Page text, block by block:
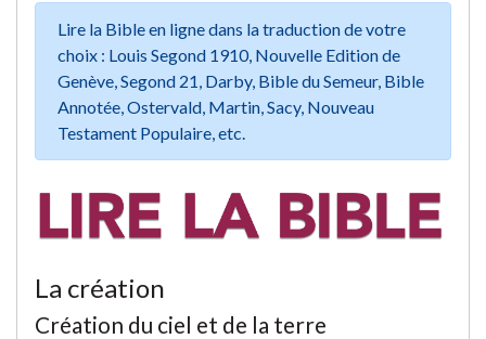
Lire la Bible en ligne dans la traduction de votre
choix : Louis Segond 1910, Nouvelle Edition de
Genève, Segond 21, Darby, Bible du Semeur, Bible
Annotée, Ostervald, Martin, Sacy, Nouveau
Testament Populaire, etc.
La création
Création du ciel et de la terre